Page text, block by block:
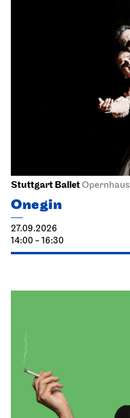
Stuttgart BalletOpernhaus
Onegin
27.09.2026
14:00 - 16:30